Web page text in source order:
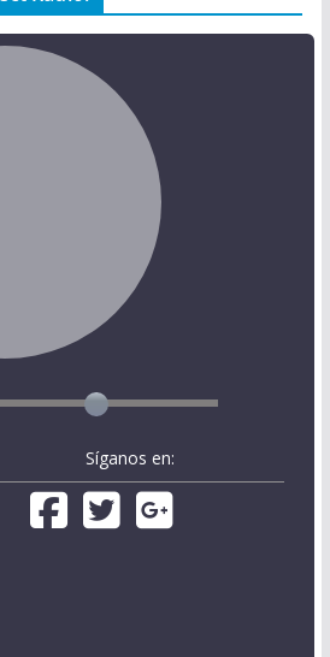
Síganos en: